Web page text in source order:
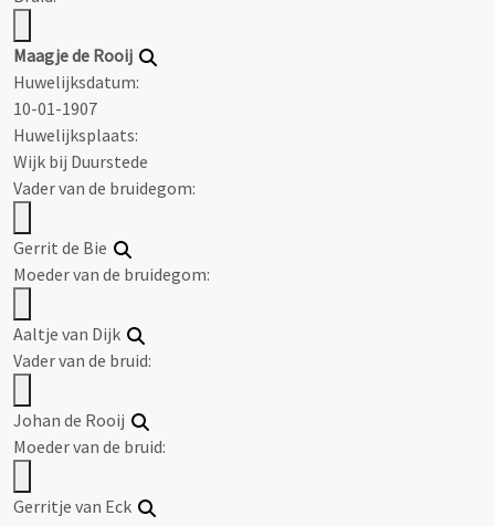
Maagje de Rooij
Huwelijksdatum:
10-01-1907
Huwelijksplaats:
Wijk bij Duurstede
Vader van de bruidegom:
Gerrit de Bie
Moeder van de bruidegom:
Aaltje van Dijk
Vader van de bruid:
Johan de Rooij
Moeder van de bruid:
Gerritje van Eck